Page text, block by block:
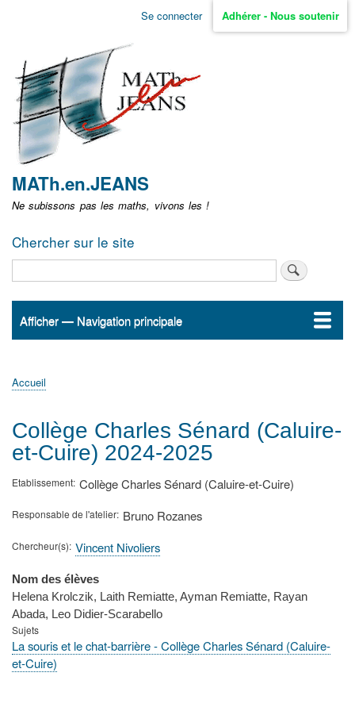
Aller
non
identifié
Se connecter Adhérer - Nous soutenir
MATh.en.JEANS
Ne subissons pas les maths, vivons les !
Chercher sur le site
Navigation
Afficher — Navigation principale
Accueil
ActualitésMATh.en.JEANS ?
Régions et Ateliers
Créer, gérer un atelier
Sujets/Publications
Congrès
d'Ariane
Accueil
Collège Charles Sénard (Caluire-
et-Cuire) 2024-2025
Etablissement Collège Charles Sénard (Caluire-et-Cuire)
Responsable de l'atelier Bruno Rozanes
Chercheur(s) Vincent Nivoliers
Nom des élèves
Helena Krolczik, Laith Remiatte, Ayman Remiatte, Rayan
Abada, Leo Didier-Scarabello
Sujets
La souris et le chat-barrière - Collège Charles Sénard (Caluire-
et-Cuire)